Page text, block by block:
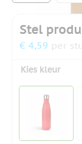
Stel
€ 4,59 per
Kies kleur